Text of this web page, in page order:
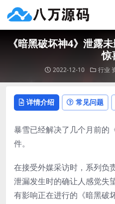
《暗黑破坏神4》泄露
惊
2022-12-10 行业
详情介绍 常见问题
暴雪已经解决了几个月前的
件。
在接受外媒采访时，系列负
泄漏发生时的确让人感觉失
有影响正在进行的《暗黑破